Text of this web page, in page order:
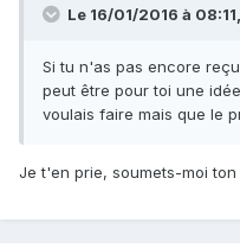
Le 16/01/2016 à 08:11,
Si tu n'as pas encore
peut être pour toi une
voulais faire mais que le
Je t'en prie, soumets-moi ton